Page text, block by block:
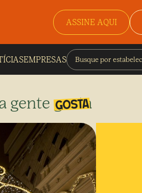
ASSINE AQUI
EMPRESAS
gente gosta